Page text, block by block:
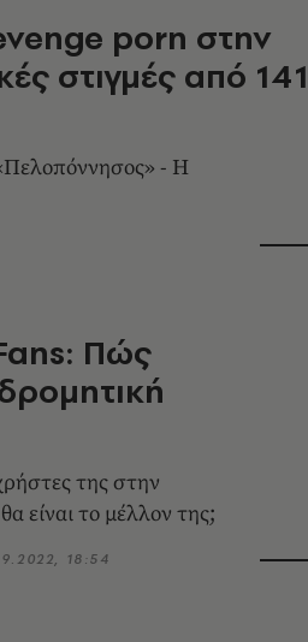
porn στην
στιγμές από 141
- Η
Πώς
της στην
είναι το μέλλον της;
18:54